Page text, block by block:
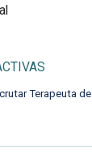
Terapeuta